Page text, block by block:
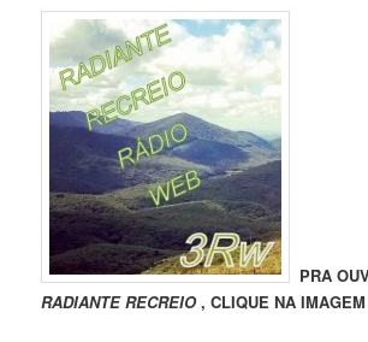
PRA
RADIANTE RECREIO, CLIQUE NA